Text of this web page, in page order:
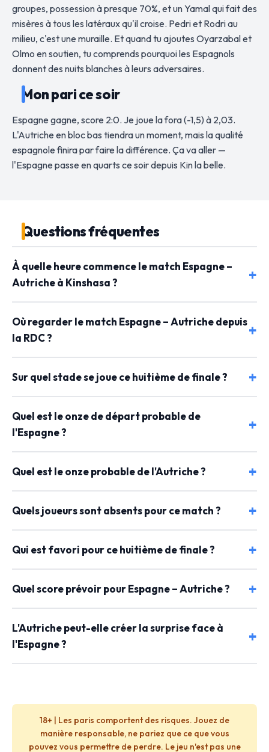
groupes, possession à presque 70%, et un Yamal qui fait des
misères à tous les latéraux qu'il croise. Pedri et Rodri au
milieu, c'est une muraille. Et quand tu ajoutes Oyarzabal et
Olmo en soutien, tu comprends pourquoi les Espagnols
donnent des nuits blanches à leurs adversaires.
Mon pari ce soir
Espagne gagne, score 2:0. Je joue la fora (-1,5) à 2,03.
L'Autriche en bloc bas tiendra un moment, mais la qualité
espagnole finira par faire la différence. Ça va aller —
l'Espagne passe en quarts ce soir depuis Kin la belle.
Questions fréquentes
À quelle heure commence le match Espagne –
Autriche à Kinshasa ?
Où regarder le match Espagne – Autriche depuis
la RDC ?
Sur quel stade se joue ce huitième de finale ?
Quel est le onze de départ probable de
l'Espagne ?
Quel est le onze probable de l'Autriche ?
Quels joueurs sont absents pour ce match ?
Qui est favori pour ce huitième de finale ?
Quel score prévoir pour Espagne – Autriche ?
L'Autriche peut-elle créer la surprise face à
l'Espagne ?
18+ | Les paris comportent des risques. Jouez de
manière responsable, ne pariez que ce que vous
pouvez vous permettre de perdre. Le jeu n'est pas une